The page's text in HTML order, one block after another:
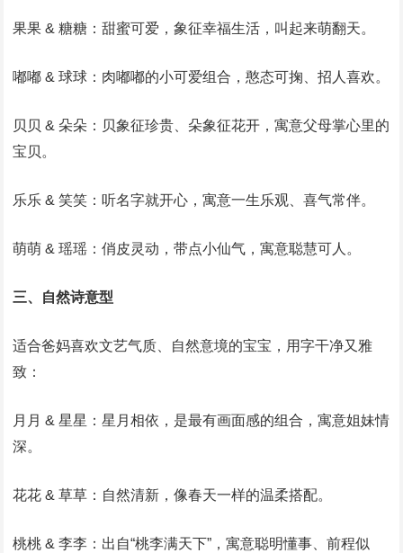
果果 & 糖糖：甜蜜可爱，象征幸福生活，叫起来萌翻天。
嘟嘟 & 球球：肉嘟嘟的小可爱组合，憨态可掬、招人喜欢。
贝贝 & 朵朵：贝象征珍贵、朵象征花开，寓意父母掌心里的
宝贝。
乐乐 & 笑笑：听名字就开心，寓意一生乐观、喜气常伴。
萌萌 & 瑶瑶：俏皮灵动，带点小仙气，寓意聪慧可人。
三、自然诗意型
适合爸妈喜欢文艺气质、自然意境的宝宝，用字干净又雅
致：
月月 & 星星：星月相依，是最有画面感的组合，寓意姐妹情
深。
花花 & 草草：自然清新，像春天一样的温柔搭配。
桃桃 & 李李：出自“桃李满天下”，寓意聪明懂事、前程似